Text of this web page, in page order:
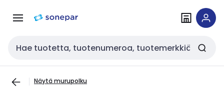
navigointiinsisältöön
Haku
Näytä murupolku